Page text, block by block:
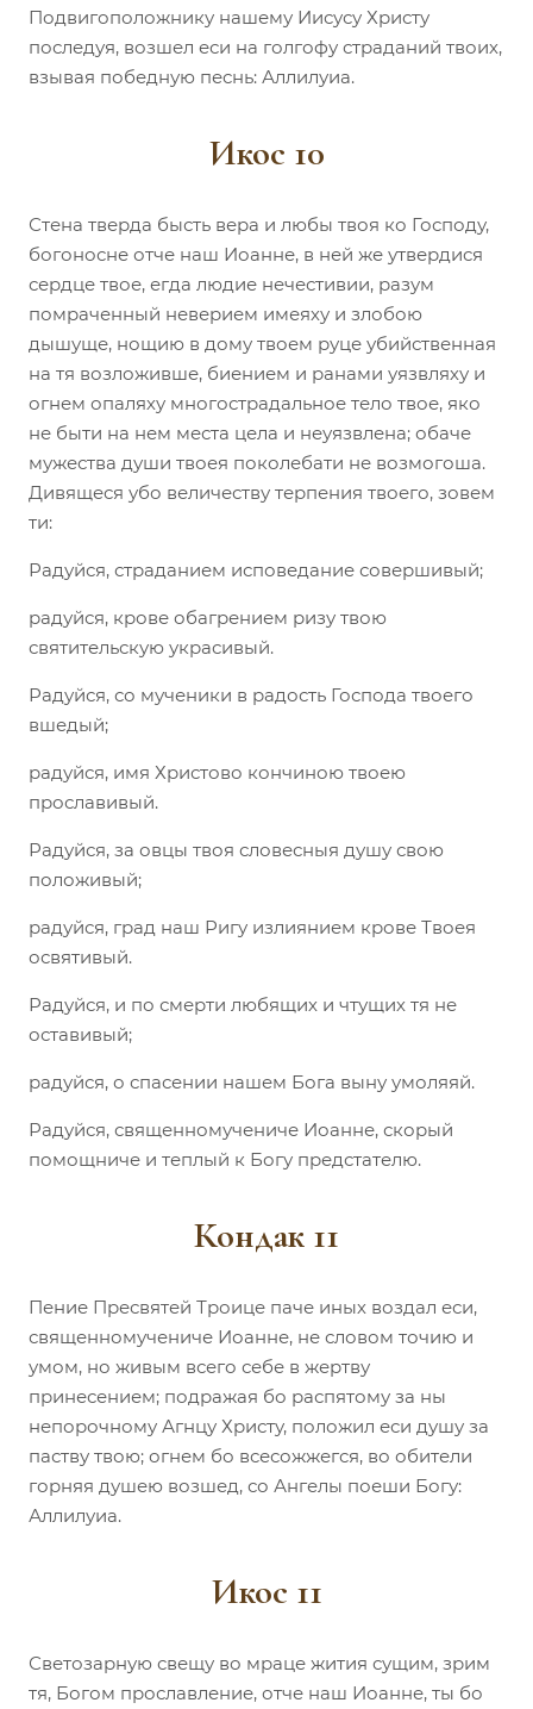
Подвигоположнику нашему Иисусу Христу
последуя, возшел еси на голгофу страданий твоих,
взывая победную песнь: Аллилуиа.
Икос 10
Стена тверда бысть вера и любы твоя ко Господу,
богоносне отче наш Иоанне, в ней же утвердися
сердце твое, егда людие нечестивии, разум
помраченный неверием имеяху и злобою
дышуще, нощию в дому твоем руце убийственная
на тя возложивше, биением и ранами уязвляху и
огнем опаляху многострадальное тело твое, яко
не быти на нем места цела и неуязвлена; обаче
мужества души твоея поколебати не возмогоша.
Дивящеся убо величеству терпения твоего, зовем
ти:
Радуйся, страданием исповедание совершивый;
радуйся, крове обагрением ризу твою
святительскую украсивый.
Радуйся, со мученики в радость Господа твоего
вшедый;
радуйся, имя Христово кончиною твоею
прославивый.
Радуйся, за овцы твоя словесныя душу свою
положивый;
радуйся, град наш Ригу излиянием крове Твоея
освятивый.
Радуйся, и по смерти любящих и чтущих тя не
оставивый;
радуйся, о спасении нашем Бога выну умоляяй.
Радуйся, священномучениче Иоанне, скорый
помощниче и теплый к Богу предстателю.
Кондак 11
Пение Пресвятей Троице паче иных воздал еси,
священномучениче Иоанне, не словом точию и
умом, но живым всего себе в жертву
принесением; подражая бо распятому за ны
непорочному Агнцу Христу, положил еси душу за
паству твою; огнем бо всесожжегся, во обители
горняя душею возшед, со Ангелы поеши Богу:
Аллилуиа.
Икос 11
Светозарную свещу во мраце жития сущим, зрим
тя, Богом прославление, отче наш Иоанне, ты бо